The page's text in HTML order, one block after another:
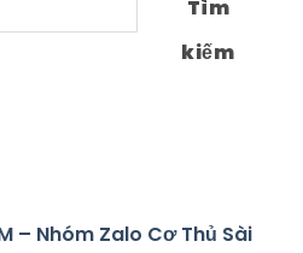
Tìm
kiếm
– Nhóm Zalo Cơ Thủ Sài